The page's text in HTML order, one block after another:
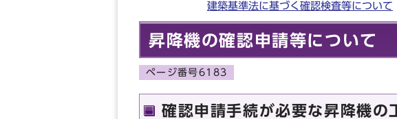
建築基準法に基づく確認検査等について
昇降機の確認申請等について
ページ番号6183
確認申請手続が必要な昇降機の